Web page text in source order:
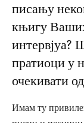
писању
књигу
интервјуа?
пратиоци у
очекивати
Имам ту